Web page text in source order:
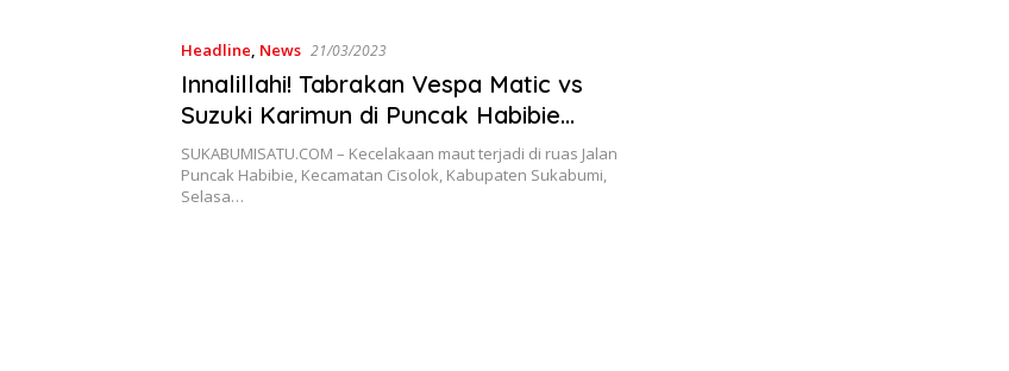
Headline News 21/03/2023
Innalillahi! Tabrakan Vespa Matic vs
Suzuki Karimun di Puncak Habibie
Sukabumi Tewaskan Siswi SMPN 1
Cisolok
SUKABUMISATU.COM – Kecelakaan maut terjadi di ruas Jalan
Puncak Habibie, Kecamatan Cisolok, Kabupaten Sukabumi,
Selasa…